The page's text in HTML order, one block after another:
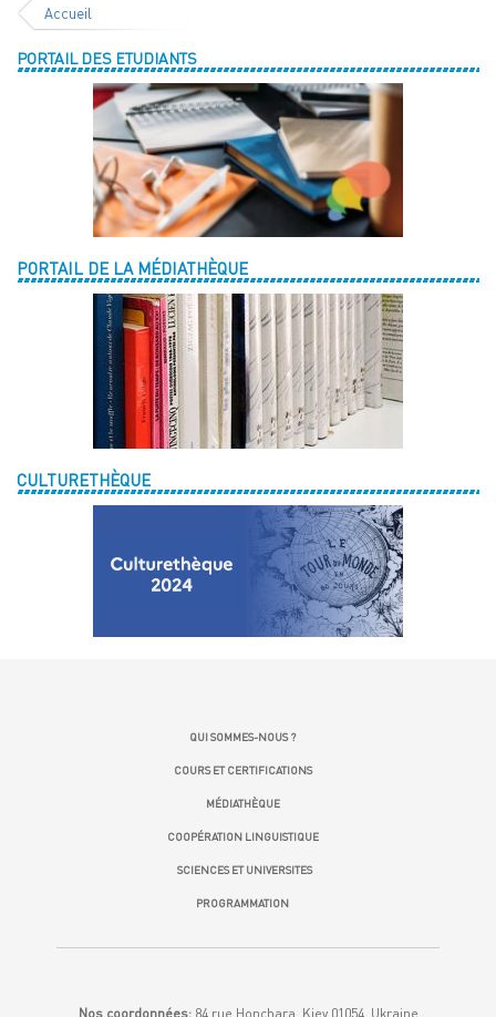
Accueil
PORTAIL DES ETUDIANTS
PORTAIL DE LA MÉDIATHÈQUE
CULTURETHÈQUE
QUI SOMMES-NOUS ?
COURS ET CERTIFICATIONS
MÉDIATHÈQUE
COOPÉRATION LINGUISTIQUE
SCIENCES ET UNIVERSITES
PROGRAMMATION
Nos coordonnées:84 rue Honchara, Kiev 01054, Ukraine